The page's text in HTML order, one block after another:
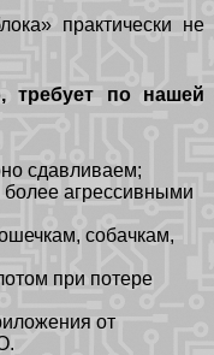
практически не
требует по нашей
сдавливаем;
агрессивными
собачкам,
при потере
от